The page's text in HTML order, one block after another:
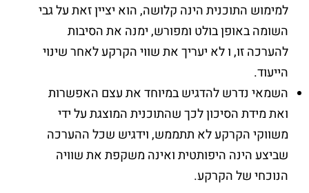
למימוש התוכנית הינה קלושה, הוא יציין זאת על גבי
השומה באופן בולט ומפורש, ימנה את הסיבות
להערכה זו, ו לא יעריך את שווי הקרקע לאחר שינוי
הייעוד.
השמאי נדרש להדגיש במיוחד את עצם האפשרות
ואת מידת הסיכון לכך שהתוכנית המוצגת על ידי
משווקי הקרקע לא תתממש, וידגיש שכל ההערכה
שביצע הינה היפותטית ואינה משקפת את שוויה
הנוכחי של הקרקע.